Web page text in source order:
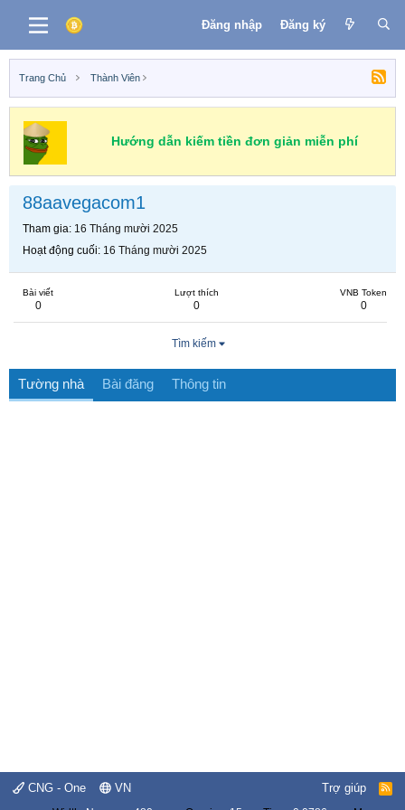
Đăng nhập Đăng ký
Trang Chủ Thành Viên
Hướng dẫn kiếm tiền đơn giản miễn phí
88aavegacom1
Tham gia 16 Tháng mười 2025
Hoạt động cuối 16 Tháng mười 2025
Bài viết
0
Lượt thích
0
VNB Token
0
Tìm kiếm
Tường nhà Bài đăng Thông tin
CNG - One VN Trợ giúp
R